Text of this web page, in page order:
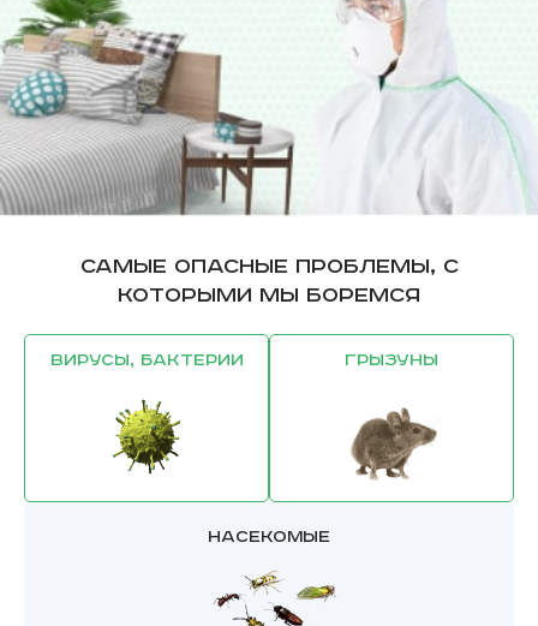
Самые опасные проблемы, с
которыми мы боремся
Вирусы, бактерии Грызуны
Насекомые